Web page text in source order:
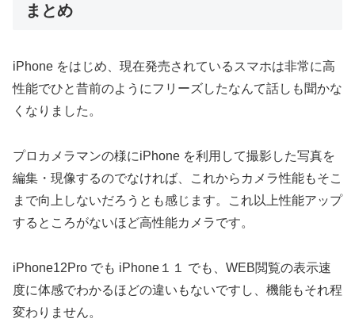
まとめ
iPhone をはじめ、現在発売されているスマホは非常に高
性能でひと昔前のようにフリーズしたなんて話しも聞かな
くなりました。
プロカメラマンの様にiPhone を利用して撮影した写真を
編集・現像するのでなければ、これからカメラ性能もそこ
まで向上しないだろうとも感じます。これ以上性能アップ
するところがないほど高性能カメラです。
iPhone12Pro でも iPhone１１ でも、WEB閲覧の表示速
度に体感でわかるほどの違いもないですし、機能もそれ程
変わりません。